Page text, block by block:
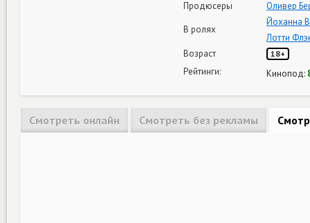
Продюсеры
Оливер
В ролях
Йоханна
Лотти
Возраст
18+
Рейтинги: Кинопод:
Смотреть онлайн Смотреть без рекламы